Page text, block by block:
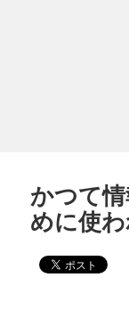
かつて
めに使